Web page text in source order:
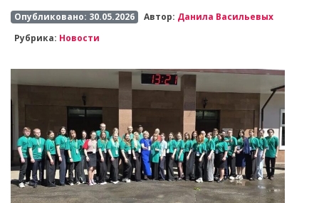
Опубликовано: 30.05.2026 Автор: Данила Васильевых
Рубрика: Новости